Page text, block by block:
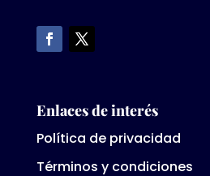
Enlaces de interés
Política de privacidad
Términos y condiciones